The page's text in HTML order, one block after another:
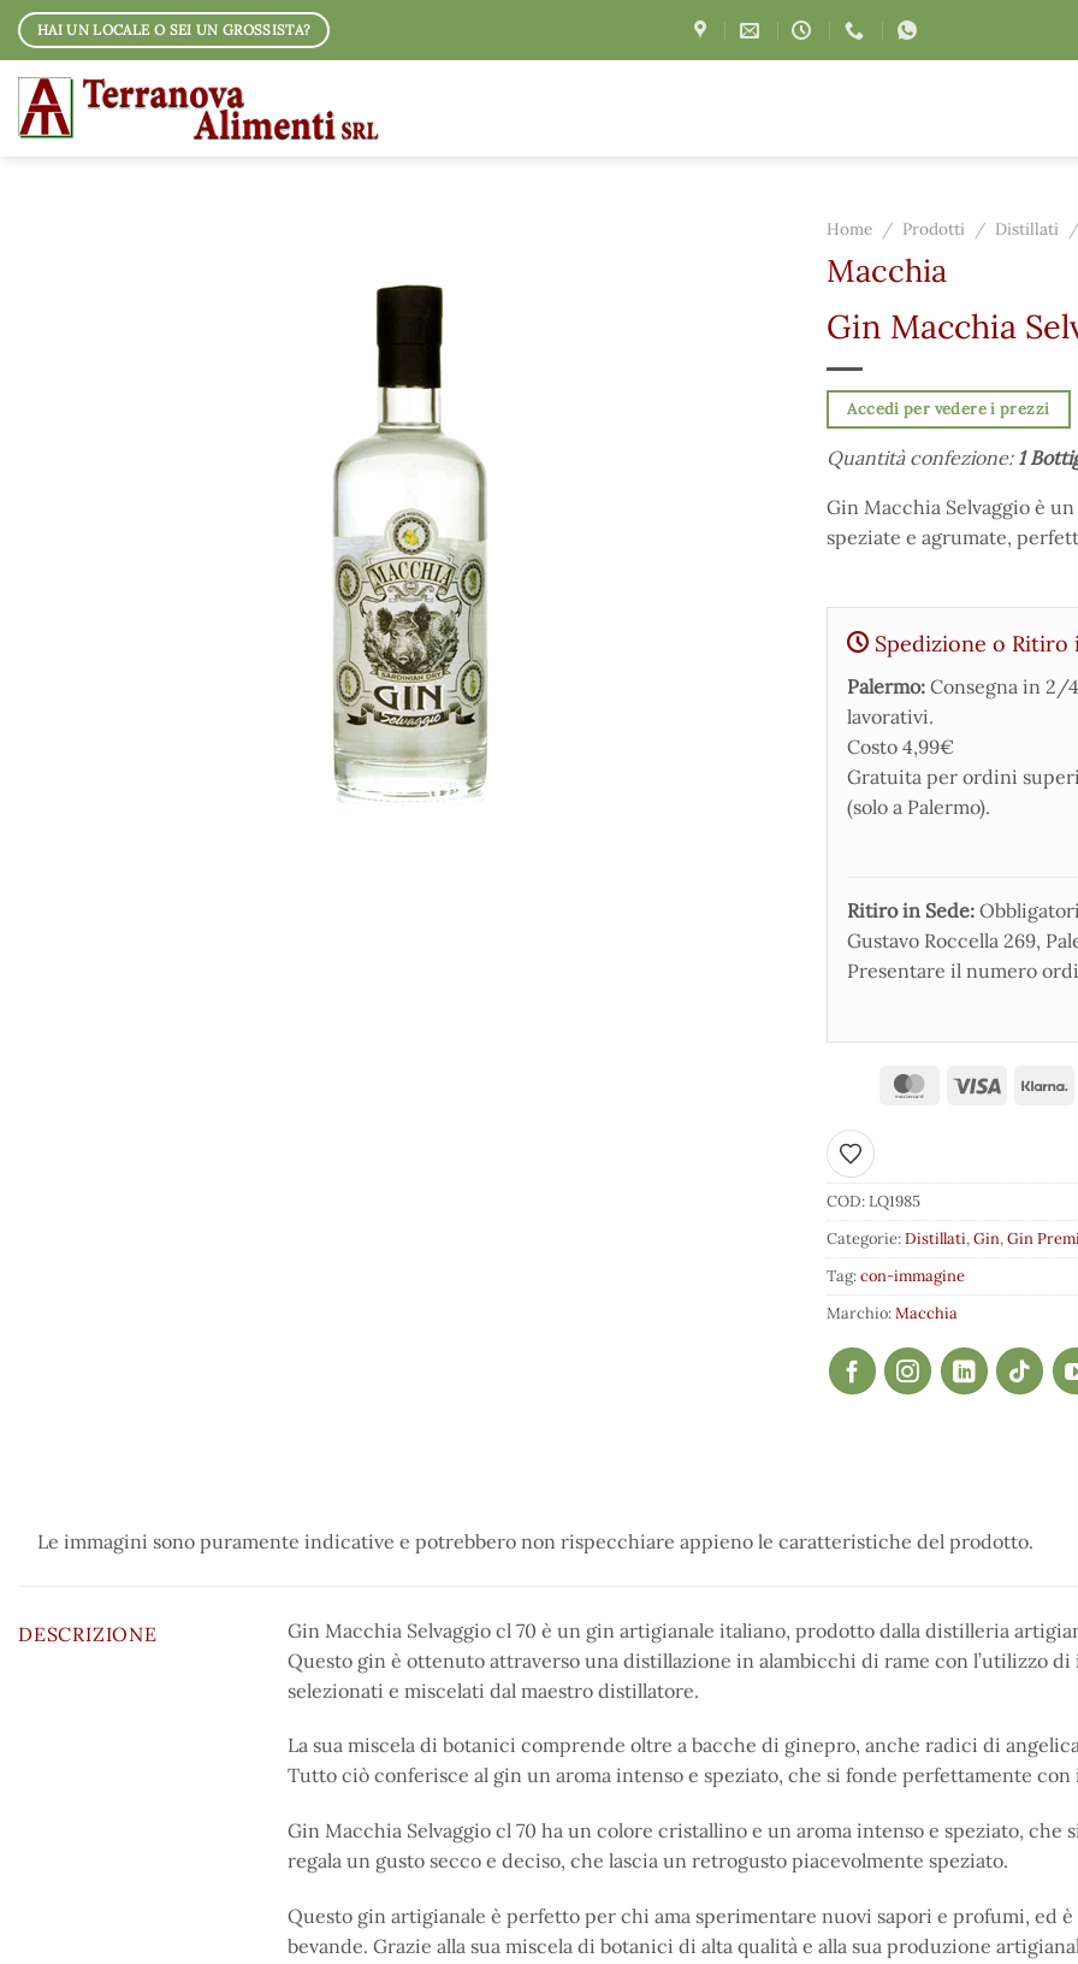
Salta
contenuti
HAI UN LOCALE O SEI UN GROSSISTA?
Home / Prodotti / Distillati
Macchia
Gin Macchia
Accedi per vedere i prezzi
Quantità confezione: 1
Gin Macchia Selvaggio è
speziate e agrumate,
Spedizione o Ritiro
Palermo: Consegna in 2/
lavorativi.
Costo 4,99€
Gratuita per ordini
(solo a Palermo).
Ritiro in Sede:
Gustavo Roccella 269,
Presentare il numero
Aggiungi ai preferiti
COD:LQ1985
Categorie:Distillati,Gin,Gin
Tag:con-immagine
Marchio:Macchia
Le immagini sono puramente indicative e potrebbero non rispecchiare appieno le caratteristiche del prodotto.
DESCRIZIONE
Gin Macchia Selvaggio cl 70 è un gin artigianale italiano, prodotto dalla distilleria
Questo gin è ottenuto attraverso una distillazione in alambicchi di rame con l’utilizzo
selezionati e miscelati dal maestro distillatore.
La sua miscela di botanici comprende oltre a bacche di ginepro, anche radici di
Tutto ciò conferisce al gin un aroma intenso e speziato, che si fonde perfettamente
Gin Macchia Selvaggio cl 70 ha un colore cristallino e un aroma intenso e speziato, che
regala un gusto secco e deciso, che lascia un retrogusto piacevolmente speziato.
Questo gin artigianale è perfetto per chi ama sperimentare nuovi sapori e profumi, ed
bevande. Grazie alla sua miscela di botanici di alta qualità e alla sua produzione